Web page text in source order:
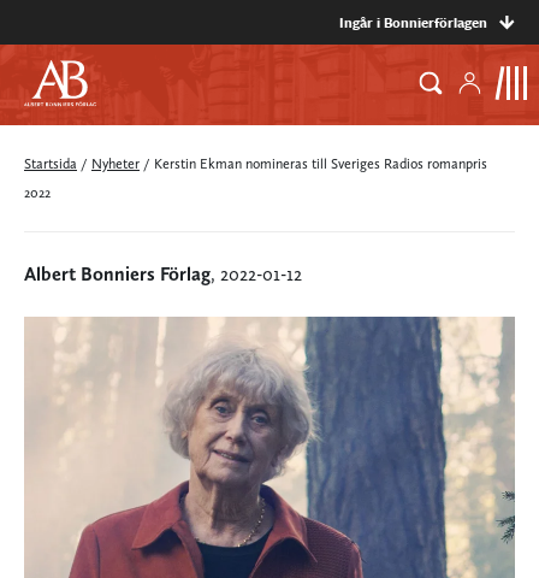
Ingår i Bonnierförlagen
Startsida / Nyheter / Kerstin Ekman nomineras till Sveriges Radios romanpris
2022
Albert Bonniers Förlag, 2022-01-12